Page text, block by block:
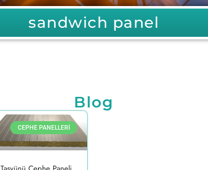
sandwich panel
Blog
CEPHE PANELLERI